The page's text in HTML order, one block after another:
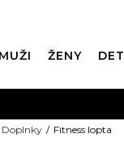
MUŽI ŽENY
Doplnky Fitness lopta